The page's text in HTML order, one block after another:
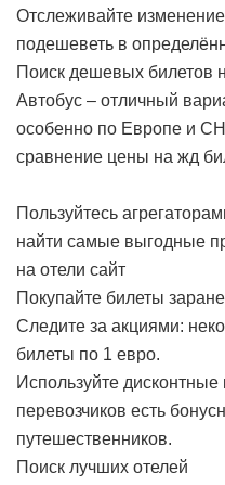
Отслеживайте
подешеветь в
Поиск дешевых билетов
Автобус – отличный
особенно по Европе и
сравнение цены на жд
Пользуйтесь
найти самые выгодные
на отели сайт
Покупайте билеты
Следите за акциями:
билеты по 1 евро.
Используйте
перевозчиков есть
путешественников.
Поиск лучших отелей